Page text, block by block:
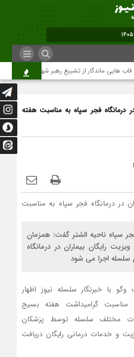
قاب هایی ماندگار از تشییع رهبر شهید در تهران
درمانگاه فجر سپاه به مناسبت هفته
سپاه ناحیه الشتر گفت: همزمان
رایگان بیماران در درمانگاه
سلسله اجرا می شود
با خبرنگار سلسله نیوز اظهار
مناسبت گرامیداشت هفته بسیج
مختلف سلسله توسط پزشکان
و خدمات درمانی رایگان دریافت